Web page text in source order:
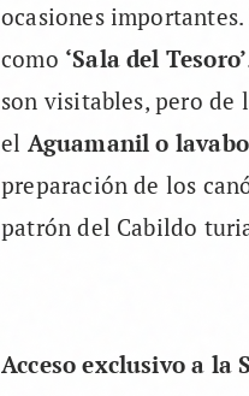
ocasiones
como ‘Sala del Tesoro’
son visitables, pero de
el Aguamanil o
preparación de los
patrón del Cabildo
Acceso exclusivo a la